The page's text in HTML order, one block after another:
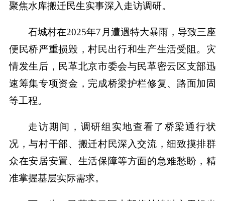
聚焦水库搬迁民生实事深入走访调研。
石城村在2025年7月遭遇特大暴雨，导致三座
便民桥严重损毁，村民出行和生产生活受阻。灾
情发生后，民革北京市委会与民革密云区支部迅
速筹集专项资金，完成桥梁护栏修复、路面加固
等工程。
走访期间，调研组实地查看了桥梁通行状
况，与村干部、搬迁村民深入交流，细致摸排群
众在安居安置、生活保障等方面的急难愁盼，精
准掌握基层实际需求。